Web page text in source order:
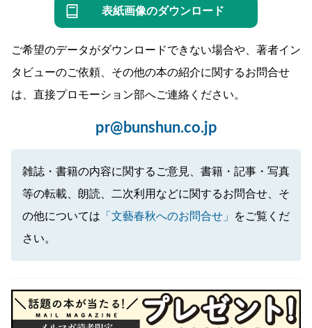
表紙画像のダウンロード
ご希望のデータがダウンロードできない場合や、著者イン
タビューのご依頼、その他の本の紹介に関するお問合せ
は、直接プロモーション部へご連絡ください。
pr@bunshun.co.jp
雑誌・書籍の内容に関するご意見、書籍・記事・写真
等の転載、朗読、二次利用などに関するお問合せ、そ
の他については 「文藝春秋へのお問合せ」
をご覧くだ
さい。